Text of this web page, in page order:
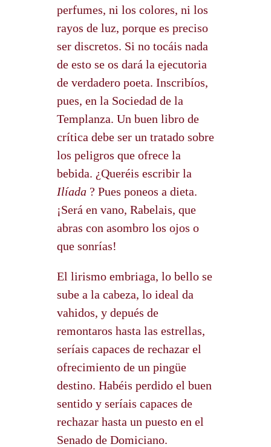
perfumes, ni los colores, ni los
rayos de luz, porque es preciso
ser discretos. Si no tocáis nada
de esto se os dará la ejecutoria
de verdadero poeta. Inscribíos,
pues, en la Sociedad de la
Templanza. Un buen libro de
crítica debe ser un tratado sobre
los peligros que ofrece la
bebida. ¿Queréis escribir la
Ilíada ? Pues poneos a dieta.
¡Será en vano, Rabelais, que
abras con asombro los ojos o
que sonrías!
El lirismo embriaga, lo bello se
sube a la cabeza, lo ideal da
vahidos, y depués de
remontaros hasta las estrellas,
seríais capaces de rechazar el
ofrecimiento de un pingüe
destino. Habéis perdido el buen
sentido y seríais capaces de
rechazar hasta un puesto en el
Senado de Domiciano.